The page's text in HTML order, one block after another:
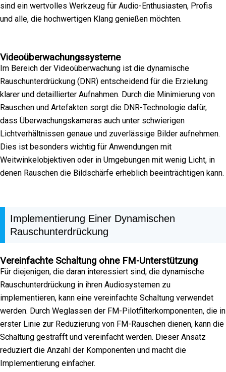
sind ein wertvolles Werkzeug für Audio-Enthusiasten, Profis
und alle, die hochwertigen Klang genießen möchten.
Videoüberwachungssysteme
Im Bereich der Videoüberwachung ist die dynamische
Rauschunterdrückung (DNR) entscheidend für die Erzielung
klarer und detaillierter Aufnahmen. Durch die Minimierung von
Rauschen und Artefakten sorgt die DNR-Technologie dafür,
dass Überwachungskameras auch unter schwierigen
Lichtverhältnissen genaue und zuverlässige Bilder aufnehmen.
Dies ist besonders wichtig für Anwendungen mit
Weitwinkelobjektiven oder in Umgebungen mit wenig Licht, in
denen Rauschen die Bildschärfe erheblich beeinträchtigen kann.
Implementierung Einer Dynamischen
Rauschunterdrückung
Vereinfachte Schaltung ohne FM-Unterstützung
Für diejenigen, die daran interessiert sind, die dynamische
Rauschunterdrückung in ihren Audiosystemen zu
implementieren, kann eine vereinfachte Schaltung verwendet
werden. Durch Weglassen der FM-Pilotfilterkomponenten, die in
erster Linie zur Reduzierung von FM-Rauschen dienen, kann die
Schaltung gestrafft und vereinfacht werden. Dieser Ansatz
reduziert die Anzahl der Komponenten und macht die
Implementierung einfacher.